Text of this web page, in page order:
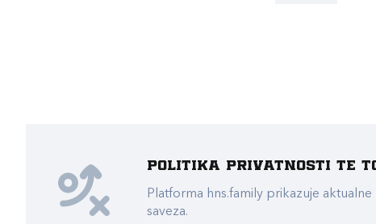
Politika privatnosti te
Platforma hns.family prikazuje
saveza.